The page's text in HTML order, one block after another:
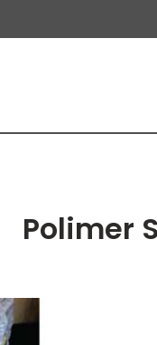
Polimer